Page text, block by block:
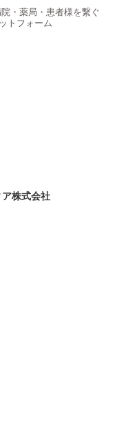
・薬局・患者様を繋ぐ
トフォーム
株式会社